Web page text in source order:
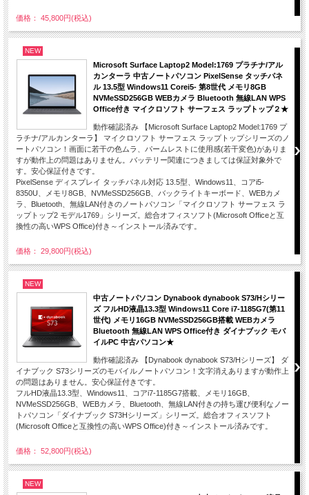
価格： 45,800円(税込)
NEW
Microsoft Surface Laptop2 Model:1769 プラチナ/アル
カンターラ 中古ノートパソコン PixelSense タッチパネ
ル 13.5型 Windows11 Corei5- 第8世代 メモリ8GB
NVMeSSD256GB WEBカメラ Bluetooth 無線LAN WPS
Office付き マイクロソフト サーフェス ラップトップ２★
動作確認済み 【Microsoft Surface Laptop2 Model:1769 プ
ラチナ/アルカンターラ】 マイクロソフト サーフェス ラップトップシリーズのノ
ートパソコン！画面に若干の色ムラ、パームレストに使用感(若干変色)がありま
すが動作上の問題はありません。バッテリー関連につきましては保証対象外で
す。安心保証付きです。
PixelSense ディスプレイ タッチパネル対応 13.5型、Windows11、コアi5-
8350U、メモリ8GB、NVMeSSD256GB、バックライトキーボード、WEBカメ
ラ、Bluetooth、無線LAN付きのノートパソコン「マイクロソフト サーフェス ラ
ップトップ2 モデル1769」シリーズ。総合オフィスソフト(Microsoft Officeと互
換性の高いWPS Office)付き～インストール済みです。
価格： 29,800円(税込)
NEW
中古ノートパソコン Dynabook dynabook S73/Hシリー
ズ フルHD液晶13.3型 Windows11 Core i7-1185G7(第11
世代) メモリ16GB NVMeSSD256GB搭載 WEBカメラ
Bluetooth 無線LAN WPS Office付き ダイナブック モバ
イルPC 中古パソコン★
動作確認済み 【Dynabook dynabook S73/Hシリーズ】 ダ
イナブック S73シリーズのモバイルノートパソコン！文字消えありますが動作上
の問題はありません。安心保証付きです。
フルHD液晶13.3型、Windows11、コアi7-1185G7搭載、メモリ16GB、
NVMeSSD256GB、WEBカメラ、Bluetooth、無線LAN付きの持ち運び便利なノー
トパソコン「ダイナブック S73Hシリーズ」シリーズ。総合オフィスソフト
(Microsoft Officeと互換性の高いWPS Office)付き～インストール済みです。
価格： 52,800円(税込)
NEW